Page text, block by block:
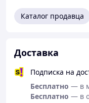
Каталог продавца
Доставка
Подписка на
Бесплатно — в
Бесплатно — в